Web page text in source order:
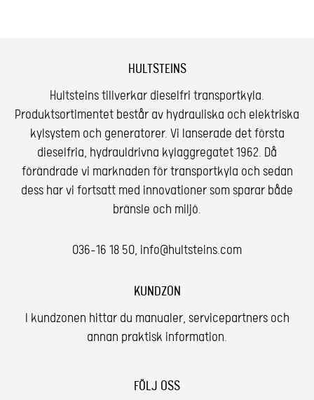
HULTSTEINS
Hultsteins tillverkar dieselfri transportkyla.
Produktsortimentet består av hydrauliska och elektriska
kylsystem och generatorer. Vi lanserade det första
dieselfria, hydrauldrivna kylaggregatet 1962. Då
förändrade vi marknaden för transportkyla och sedan
dess har vi fortsatt med innovationer som sparar både
bränsle och miljö.
036-16 18 50, info@hultsteins.com
KUNDZON
I kundzonen hittar du manualer, servicepartners och
annan praktisk information.
FÖLJ OSS